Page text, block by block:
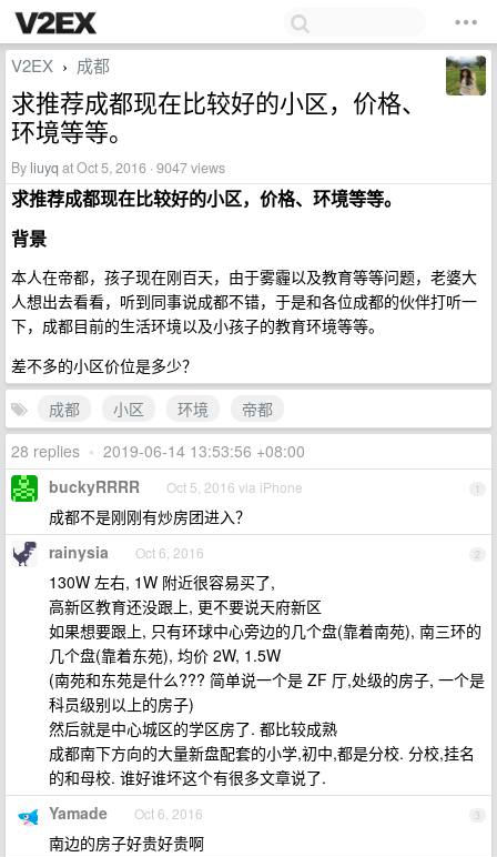
V2EX › 成都
求推荐成都现在比较好的小区，价格、
环境等等。
By liuyq at Oct 5, 2016 · 9047 views
求推荐成都现在比较好的小区，价格、环境等等。
背景
本人在帝都，孩子现在刚百天，由于雾霾以及教育等等问题，老婆大
人想出去看看，听到同事说成都不错，于是和各位成都的伙伴打听一
下，成都目前的生活环境以及小孩子的教育环境等等。
差不多的小区价位是多少？
成都
小区 环境
帝都
28 replies • 2019-06-14 13:53:56 +08:00
1
buckyRRRR Oct 5, 2016 via iPhone
成都不是刚刚有炒房团进入？
2
rainysia Oct 6, 2016
130W 左右, 1W 附近很容易买了,
高新区教育还没跟上, 更不要说天府新区
如果想要跟上, 只有环球中心旁边的几个盘(靠着南苑), 南三环的
几个盘(靠着东苑), 均价 2W, 1.5W
(南苑和东苑是什么??? 简单说一个是 ZF 厅,处级的房子, 一个是
科员级别以上的房子)
然后就是中心城区的学区房了. 都比较成熟
成都南下方向的大量新盘配套的小学,初中,都是分校. 分校,挂名
的和母校. 谁好谁坏这个有很多文章说了.
3
Yamade Oct 6, 2016
南边的房子好贵好贵啊